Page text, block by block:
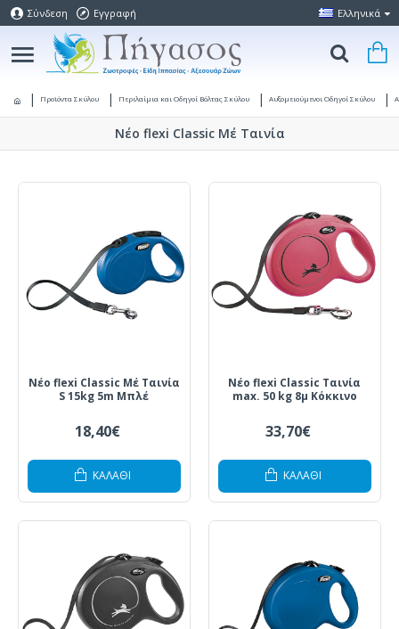
Σύνδεση Εγγραφή Ελληνικά
Προϊόντα Σκύλου Περιλαίμια και Οδηγοί Βόλτας Σκύλου Αυξομειούμενοι Οδηγοί Σκύλου
Νέο flexi Classic Μέ Ταινία
Νέο flexi Classic Μέ Ταινία
S 15kg 5m Μπλέ
18,40€
ΚΑΛΆΘΙ
Νέο flexi Classic Ταινία
max. 50 kg 8μ Κόκκινο
33,70€
ΚΑΛΆΘΙ